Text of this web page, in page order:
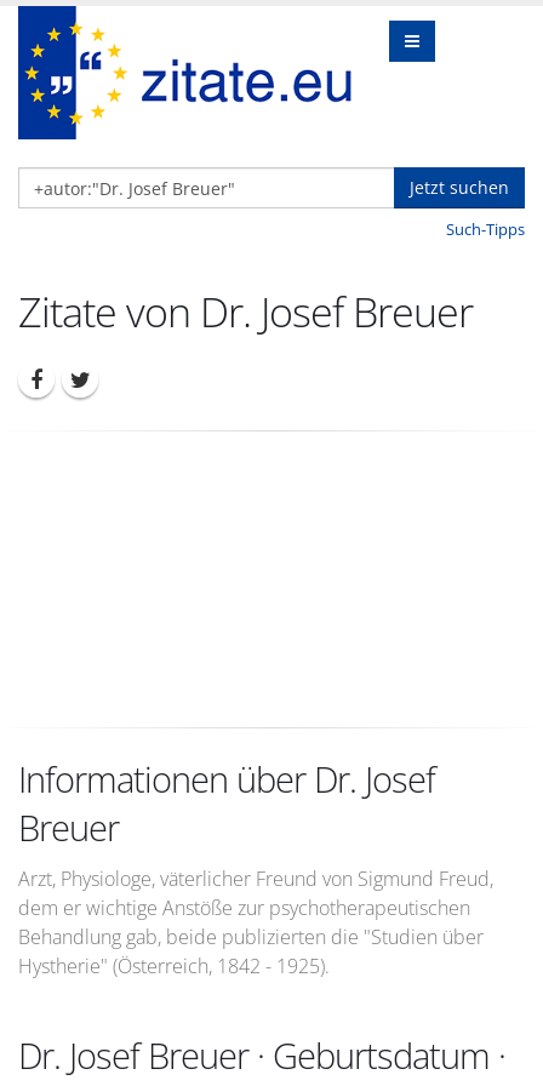
Jetzt suchen
Such-Tipps
Zitate von Dr. Josef Breuer
Informationen über Dr. Josef
Breuer
Arzt, Physiologe, väterlicher Freund von Sigmund Freud,
dem er wichtige Anstöße zur psychotherapeutischen
Behandlung gab, beide publizierten die "Studien über
Hystherie" (Österreich, 1842 - 1925).
Dr. Josef Breuer · Geburtsdatum ·